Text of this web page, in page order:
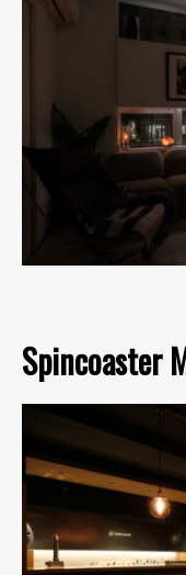
Spincoaster